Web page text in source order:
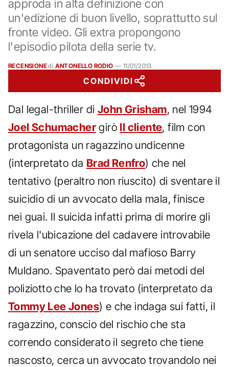
approda in alta definizione con
un'edizione di buon livello, soprattutto sul
fronte video. Gli extra propongono
l'episodio pilota della serie tv.
RECENSIONEdi ANTONELLO RODIO — 11/01/2013
CONDIVIDI
Dal legal-thriller di John Grisham, nel 1994
Joel Schumacher girò Il cliente, film con
protagonista un ragazzino undicenne
(interpretato da Brad Renfro) che nel
tentativo (peraltro non riuscito) di sventare il
suicidio di un avvocato della mala, finisce
nei guai. Il suicida infatti prima di morire gli
rivela l'ubicazione del cadavere introvabile
di un senatore ucciso dal mafioso Barry
Muldano. Spaventato però dai metodi del
poliziotto che lo ha trovato (interpretato da
Tommy Lee Jones) e che indaga sui fatti, il
ragazzino, conscio del rischio che sta
correndo considerato il segreto che tiene
nascosto, cerca un avvocato trovandolo nei